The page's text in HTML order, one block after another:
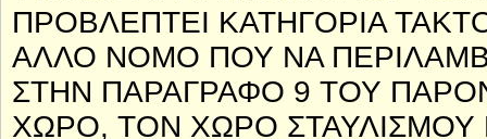
ΠΡΟΒΛΕΠΤΕΙ ΚΑΤΗΓΟΡΙΑ
ΑΛΛΟ ΝΟΜΟ ΠΟΥ ΝΑ
ΣΤΗΝ ΠΑΡΑΓΡΑΦΟ 9 ΤΟΥ
ΧΩΡΟ, ΤΟΝ ΧΩΡΟ ΣΤΑΥΛΙΣΜΟΥ